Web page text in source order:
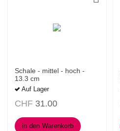
Schale - mittel - hoch -
13.3 cm
Auf Lager
CHF 31.00
in den Warenkorb